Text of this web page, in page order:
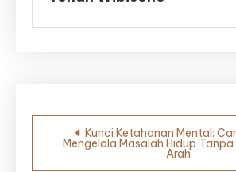
Navigasi
pos
Kunci Ketahanan Mental:
Mengelola Masalah Hidup Tanpa
Arah